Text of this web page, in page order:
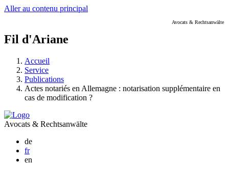
Aller au contenu principal
Avocats & Rechtsanwälte
Fil d'Ariane
Accueil
Service
Publications
Actes notariés en Allemagne : notarisation supplémentaire en
cas de modification ?
Avocats & Rechtsanwälte
de
fr
en